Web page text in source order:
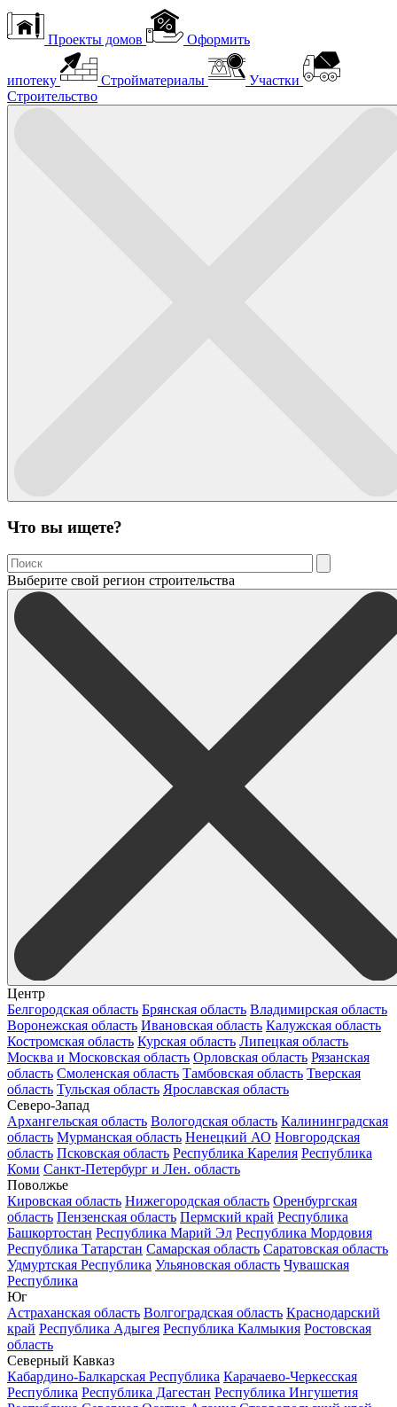
Проекты домов Оформить
ипотеку Стройматериалы
Участки
Строительство
Что вы ищете?
Выберите свой регион строительства
Центр
Белгородская область Брянская область Владимирская область
Воронежская область Ивановская область Калужская область
Костромская область Курская область Липецкая область
Москва и Московская область Орловская область Рязанская
область Смоленская область Тамбовская область Тверская
область Тульская область Ярославская область
Северо-Запад
Архангельская область Вологодская область Калининградская
область Мурманская область Ненецкий АО Новгородская
область Псковская область Республика Карелия Республика
Коми Санкт-Петербург и Лен. область
Поволжье
Кировская область Нижегородская область Оренбургская
область Пензенская область Пермский край Республика
Башкортостан Республика Марий Эл Республика Мордовия
Республика Татарстан Самарская область Саратовская область
Удмуртская Республика Ульяновская область Чувашская
Республика
Юг
Астраханская область Волгоградская область Краснодарский
край Республика Адыгея Республика Калмыкия Ростовская
область
Северный Кавказ
Кабардино-Балкарская Республика Карачаево-Черкесская
Республика Республика Дагестан Республика Ингушетия